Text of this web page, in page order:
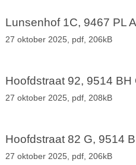
Lunsenhof 1C, 9467 PL
27 oktober 2025, pdf, 206kB
Hoofdstraat 92, 9514
27 oktober 2025, pdf, 208kB
Hoofdstraat 82 G, 9514
27 oktober 2025, pdf, 206kB